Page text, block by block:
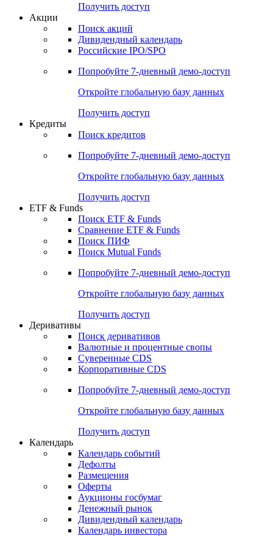
Получить доступ
Акции
Поиск акций
Дивидендный календарь
Российские IPO/SPO
Попробуйте 7-дневный демо-доступ
Откройте глобальную базу данных
Получить доступ
Кредиты
Поиск кредитов
Попробуйте 7-дневный демо-доступ
Откройте глобальную базу данных
Получить доступ
ETF & Funds
Поиск ETF & Funds
Сравнение ETF & Funds
Поиск ПИФ
Поиск Mutual Funds
Попробуйте 7-дневный демо-доступ
Откройте глобальную базу данных
Получить доступ
Деривативы
Поиск деривативов
Валютные и процентные свопы
Суверенные CDS
Корпоративные CDS
Попробуйте 7-дневный демо-доступ
Откройте глобальную базу данных
Получить доступ
Календарь
Календарь событий
Дефолты
Размещения
Оферты
Аукционы госбумаг
Денежный рынок
Дивидендный календарь
Календарь инвестора